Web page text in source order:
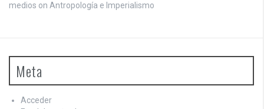
medios on Antropología e Imperialismo
Meta
Acceder